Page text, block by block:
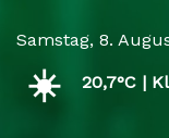
content
Samstag, 8.
☀️ 20,7°C |